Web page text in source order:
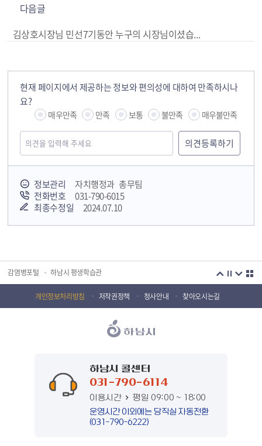
다음글
김상호시장님 민선7기동안 누구의 시장님이셨습닌까? 호반산업 시장이셨습닌까? 지하3층폭파사건으로 방문하셨을때 약속하신 말씀이행바랍니다.
현재 페이지에서 제공하는 정보와 편의성에 대하여 만족하시나
요?
매우만족 만족 보통 불만족 매우불만족
정보관리
자치행정과 총무팀
전화번호
031-790-6015
최종수정일
2024.07.10
국민안전교육플랫폼
감염병포털 하남시 평생학습관
하남혁신교육지구 huic 하남도시공사
하남문화재단 하남역사박물관
하남시정신건강복지센터
(재)하남시자원봉사센터 하남시환경교육센터
하남시 장애인 무료법률 상담센터 경기도의회 하남상담소
개인정보처리방침 저작권정책 청사안내 찾아오시는길
하남시 콜센터
031-790-6114
이용시간
평일 09:00 ~ 18:00
운영시간 이외에는 당직실 자동전환
(031-790-6222)